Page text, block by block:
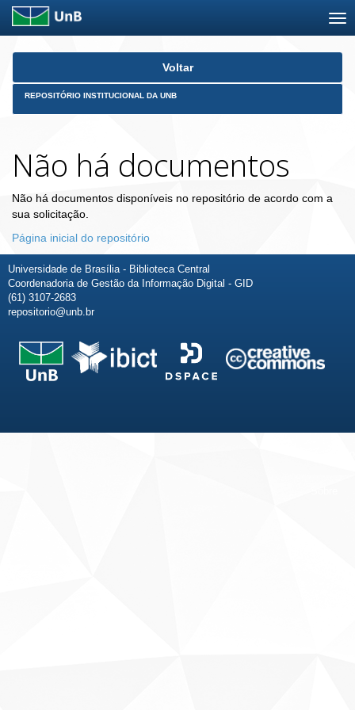
Skip
Voltar
REPOSITÓRIO INSTITUCIONAL DA UNB
Não há documentos
Não há documentos disponíveis no repositório de acordo com a
sua solicitação.
Página inicial do repositório
Universidade de Brasília - Biblioteca Central
Coordenadoria de Gestão da Informação Digital - GID
(61) 3107-2683
repositorio@unb.br